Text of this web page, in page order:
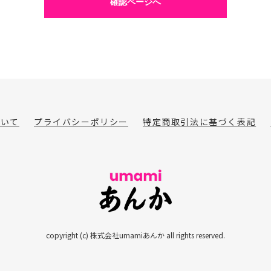
て プライバシーポリシー 特定商取引法に基づく表記
copyright (c) 株式会社umamiあんか all rights reserved.